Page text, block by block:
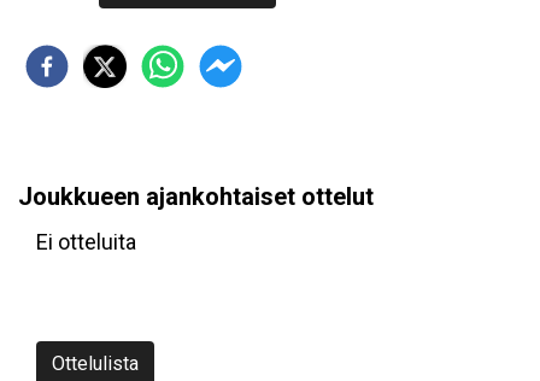
Joukkueen ajankohtaiset ottelut
Ei otteluita
Ottelulista